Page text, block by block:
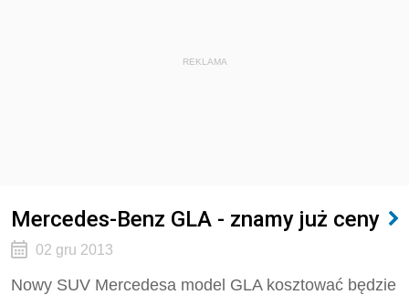
REKLAMA
Mercedes-Benz GLA - znamy już ceny
02 gru 2013
Nowy SUV Mercedesa model GLA kosztować będzie